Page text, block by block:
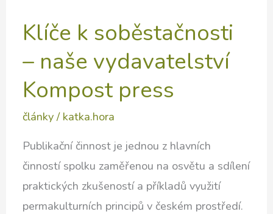
Klíče k soběstačnosti
– naše vydavatelství
Kompost press
články/ katka.hora
Publikační činnost je jednou z hlavních
činností spolku zaměřenou na osvětu a sdílení
praktických zkušeností a příkladů využití
permakulturních principů v českém prostředí.